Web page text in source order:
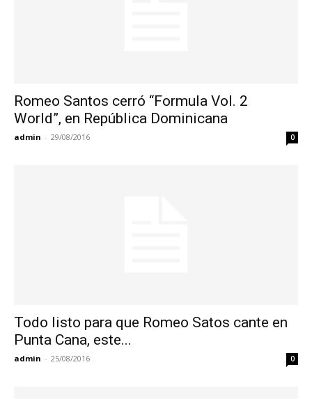
Romeo Santos cerró “Formula Vol. 2
World”, en República Dominicana
admin - 29/08/2016 0
Todo listo para que Romeo Satos cante en
Punta Cana, este...
admin - 25/08/2016 0